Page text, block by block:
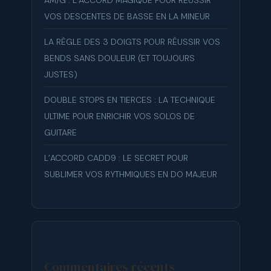
VOS DESCENTES DE BASSE EN LA MINEUR
LA RÈGLE DES 3 DOIGTS POUR RÉUSSIR VOS
BENDS SANS DOULEUR (ET TOUJOURS
JUSTES)
DOUBLE STOPS EN TIERCES : LA TECHNIQUE
ULTIME POUR ENRICHIR VOS SOLOS DE
GUITARE
L’ACCORD CADD9 : LE SECRET POUR
SUBLIMER VOS RYTHMIQUES EN DO MAJEUR
Commentaires récents